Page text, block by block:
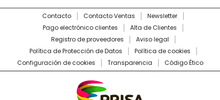
Contacto Contacto Ventas
Newsletter
Pago electrónico clientes
Alta de Clientes
Registro de proveedores
Aviso legal
Política de Protección de Datos
Política de cookies
Configuración de cookies
Transparencia Código Ético